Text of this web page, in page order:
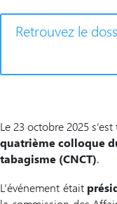
Retrouvez le
Le 23 octobre 2025
quatrième colloque
tabagisme (CNCT).
L’événement était